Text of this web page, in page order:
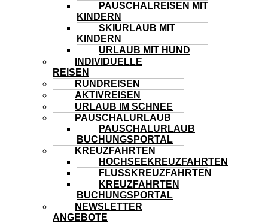
PAUSCHALREISEN MIT
KINDERN
SKIURLAUB MIT
KINDERN
URLAUB MIT HUND
INDIVIDUELLE
REISEN
RUNDREISEN
AKTIVREISEN
URLAUB IM SCHNEE
PAUSCHALURLAUB
PAUSCHALURLAUB
BUCHUNGSPORTAL
KREUZFAHRTEN
HOCHSEEKREUZFAHRTEN
FLUSSKREUZFAHRTEN
KREUZFAHRTEN
BUCHUNGSPORTAL
NEWSLETTER
ANGEBOTE